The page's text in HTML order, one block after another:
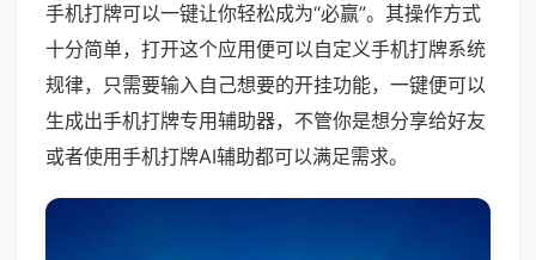
手机打牌可以一键让你轻松成为“必赢”。其操作方式
十分简单，打开这个应用便可以自定义手机打牌系统
规律，只需要输入自己想要的开挂功能，一键便可以
生成出手机打牌专用辅助器，不管你是想分享给好友
或者使用手机打牌AI辅助都可以满足需求。